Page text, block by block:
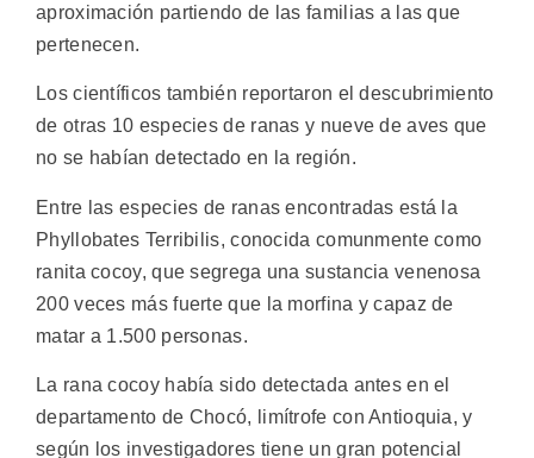
aproximación partiendo de las familias a las que
pertenecen.
Los científicos también reportaron el descubrimiento
de otras 10 especies de ranas y nueve de aves que
no se habían detectado en la región.
Entre las especies de ranas encontradas está la
Phyllobates Terribilis, conocida comunmente como
ranita cocoy, que segrega una sustancia venenosa
200 veces más fuerte que la morfina y capaz de
matar a 1.500 personas.
La rana cocoy había sido detectada antes en el
departamento de Chocó, limítrofe con Antioquia, y
según los investigadores tiene un gran potencial